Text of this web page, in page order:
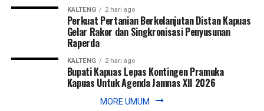
KALTENG 2 hari ago
Perkuat Pertanian Berkelanjutan Distan Kapuas
Gelar Rakor dan Singkronisasi Penyusunan
Raperda
KALTENG 2 hari ago
Bupati Kapuas Lepas Kontingen Pramuka
Kapuas Untuk Agenda Jamnas XII 2026
MORE UMUM